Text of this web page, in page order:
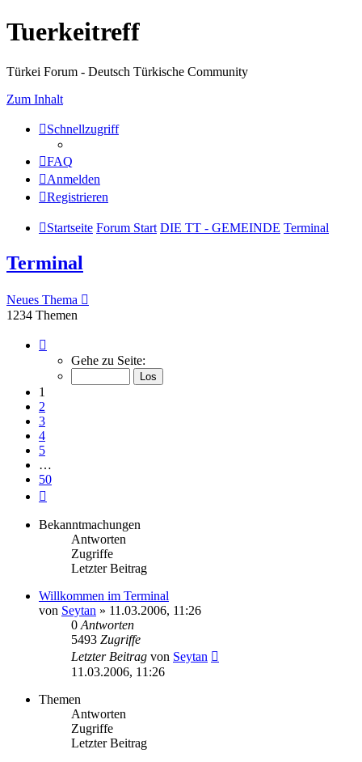
Tuerkeitreff
Türkei Forum - Deutsch Türkische Community
Zum Inhalt
Schnellzugriff
FAQ
Anmelden
Registrieren
Startseite Forum Start DIE TT - GEMEINDE Terminal
Terminal
Neues Thema
1234 Themen
von
Gehe zu Seite:
1
2
3
4
5
…
50
Bekanntmachungen
Antworten
Zugriffe
Letzter Beitrag
Willkommen im Terminal
von Seytan » 11.03.2006, 11:26
0 Antworten
5493 Zugriffe
Letzter Beitrag von Seytan
11.03.2006, 11:26
Themen
Antworten
Zugriffe
Letzter Beitrag